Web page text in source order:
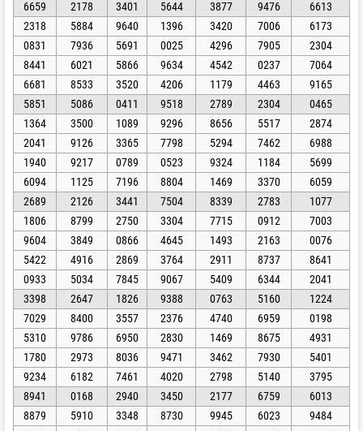
6659
2178 3401 5644 3877 9476
6613
2318
5884 9640 1396 3420 7006
6173
0831
7936 5691 0025 4296 7905
2304
8441
6021 5866 9634 4542 0237
7064
6681
8533 3520 4206 1179 4463
9165
5851
5086 0411 9518 2789 2304
0465
1364
3500 1089 9296 8656 5517
2874
2041
9126 3365 7798 5294 7462
6988
1940
9217 0789 0523 9324 1184
5699
6094
1125 7196 8804 1469 3370
6059
2689
2126 3441 7504 8339 2783
1077
1806
8799 2750 3304 7715 0912
7003
9604
3849 0866 4645 1493 2163
0076
5422
4916 2869 3764 2911 8737
8641
0933
5034 7845 9067 5409 6344
2041
3398
2647 1826 9388 0763 5160
1224
7029
8400 3557 2376 4740 6959
0198
5310
9786 6950 2830 1469 8675
4931
1780
2973 8036 9471 3462 7930
5401
9234
6182 7461 4020 2798 5140
3795
8941
0168 2940 3450 2177 6759
6013
8879
5910 3348 8730 9945 6023
9484